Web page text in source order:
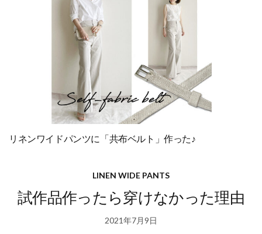
リネンワイドパンツに「共布ベルト」作った♪
LINEN WIDE PANTS
試作品作ったら穿けなかった理由
2021年7月9日